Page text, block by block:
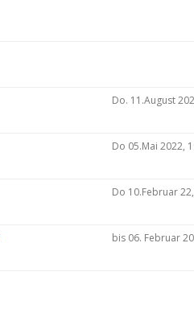
Do. 11.August
Do 05.Mai 2022,
Do 10.Februar
bis 06. Februar